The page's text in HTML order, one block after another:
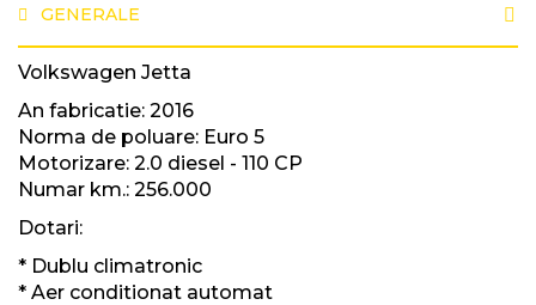
GENERALE
Volkswagen Jetta
An fabricatie: 2016
Norma de poluare: Euro 5
Motorizare: 2.0 diesel - 110 CP
Numar km.: 256.000
Dotari:
* Dublu climatronic
* Aer conditionat automat